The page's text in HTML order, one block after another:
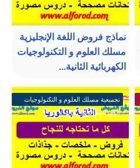
نماذج فروض اللغة الإنجليزية
مسلك العلوم و التكنولوجيات
الكهربائية الثانية...
تجميعية مسلك العلوم و التكنولوجيات
الكهربائية الثانية باكالوريا